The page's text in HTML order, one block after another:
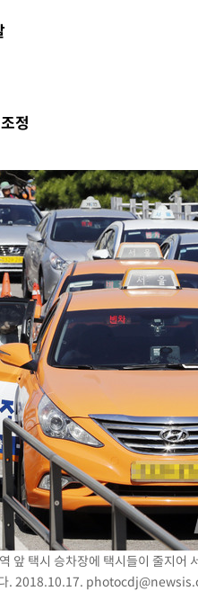
정
앞 택시 승차장에 택시들이 줄지어
. 2018.10.17.